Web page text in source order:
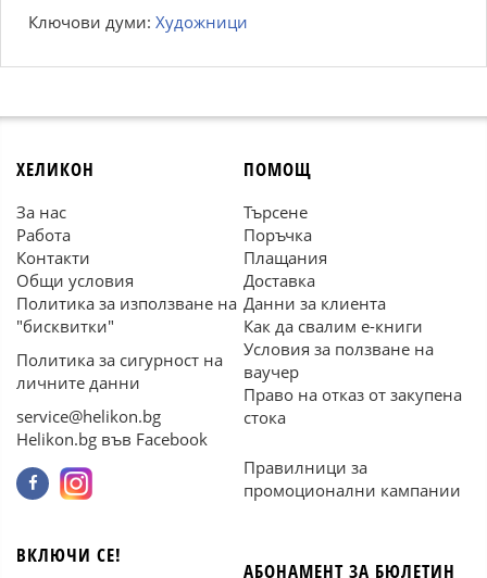
Ключови думи: Художници
ХЕЛИКОН
За нас
Работа
Контакти
Общи условия
Политика за използване на
"бисквитки"
Политика за сигурност на
личните данни
service@helikon.bg
Helikon.bg във Facebook
ПОМОЩ
Търсене
Поръчка
Плащания
Доставка
Данни за клиента
Как да свалим е-книги
Условия за ползване на
ваучер
Право на отказ от закупена
стока
Правилници за
промоционални кампании
ВКЛЮЧИ СЕ!
АБОНАМЕНТ ЗА БЮЛЕТИН